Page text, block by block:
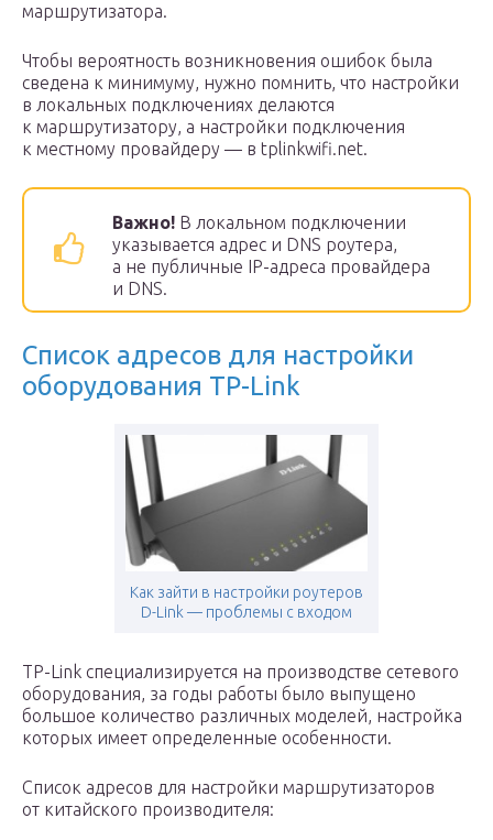
маршрутизатора.
Чтобы вероятность возникновения ошибок была
сведена к минимуму, нужно помнить, что настройки
в локальных подключениях делаются
к маршрутизатору, а настройки подключения
к местному провайдеру — в tplinkwifi.net.
Важно! В локальном подключении
указывается адрес и DNS роутера,
а не публичные IP-адреса провайдера
и DNS.
Список адресов для настройки
оборудования TP-Link
Как зайти в настройки роутеров
D-Link — проблемы с входом
TP-Link специализируется на производстве сетевого
оборудования, за годы работы было выпущено
большое количество различных моделей, настройка
которых имеет определенные особенности.
Список адресов для настройки маршрутизаторов
от китайского производителя: